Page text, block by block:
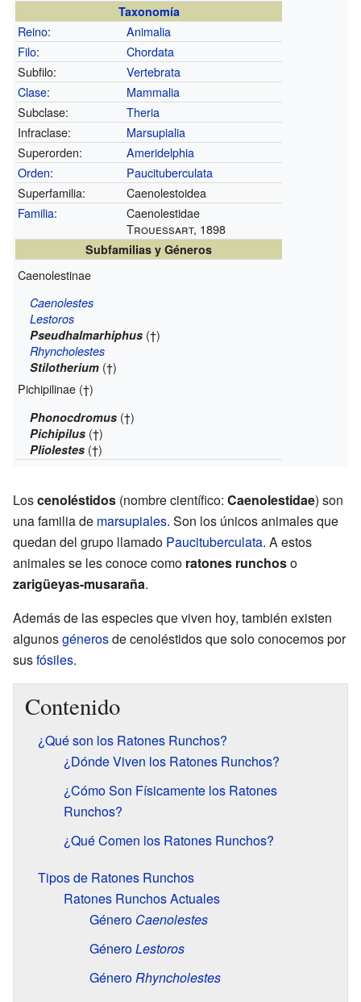
Taxonomía
Reino:
Animalia
Filo:
Chordata
Subfilo:
Vertebrata
Clase:
Mammalia
Subclase:
Theria
Infraclase:
Marsupialia
Superorden:
Ameridelphia
Orden:
Paucituberculata
Superfamilia:
Caenolestoidea
Familia:
Caenolestidae
Trouessart, 1898
Subfamilias y Géneros
Caenolestinae
Caenolestes
Lestoros
Pseudhalmarhiphus(†)
Rhyncholestes
Stilotherium(†)
Pichipilinae (†)
Phonocdromus(†)
Pichipilus(†)
Pliolestes(†)
Loscenoléstidos (nombre científico: Caenolestidae) son
una familia de marsupiales. Son los únicos animales que
quedan del grupo llamado Paucituberculata. A estos
animales se les conoce como ratones runchoso
zarigüeyas-musaraña.
Además de las especies que viven hoy, también existen
algunosgénerosde cenoléstidos que solo conocemos por
susfósiles.
Contenido
¿Qué son los Ratones Runchos?
¿Dónde Viven los Ratones Runchos?
¿Cómo Son Físicamente los Ratones
Runchos?
¿Qué Comen los Ratones Runchos?
Tipos de Ratones Runchos
Ratones Runchos Actuales
Género Caenolestes
GéneroLestoros
GéneroRhyncholestes